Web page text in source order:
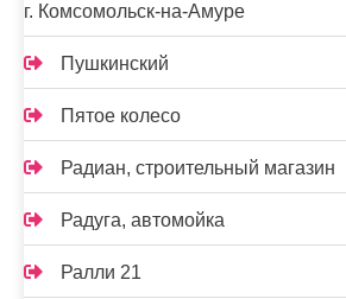
г. Комсомольск-на-Амуре
Пушкинский
Пятое колесо
Радиан, строительный магазин
Радуга, автомойка
Ралли 21